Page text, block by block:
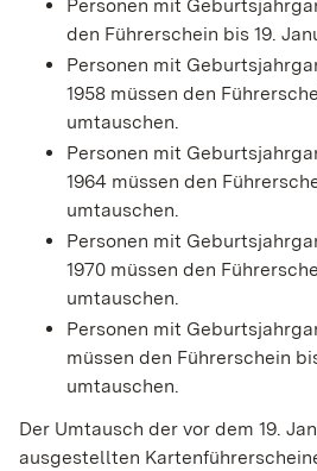
Personen mit
den Führerschein bis 19.
Personen mit
1958 müssen den
umtauschen.
Personen mit
1964 müssen den
umtauschen.
Personen mit
1970 müssen den
umtauschen.
Personen mit
müssen den Führerschein
umtauschen.
Der Umtausch der vor dem 19.
ausgestellten